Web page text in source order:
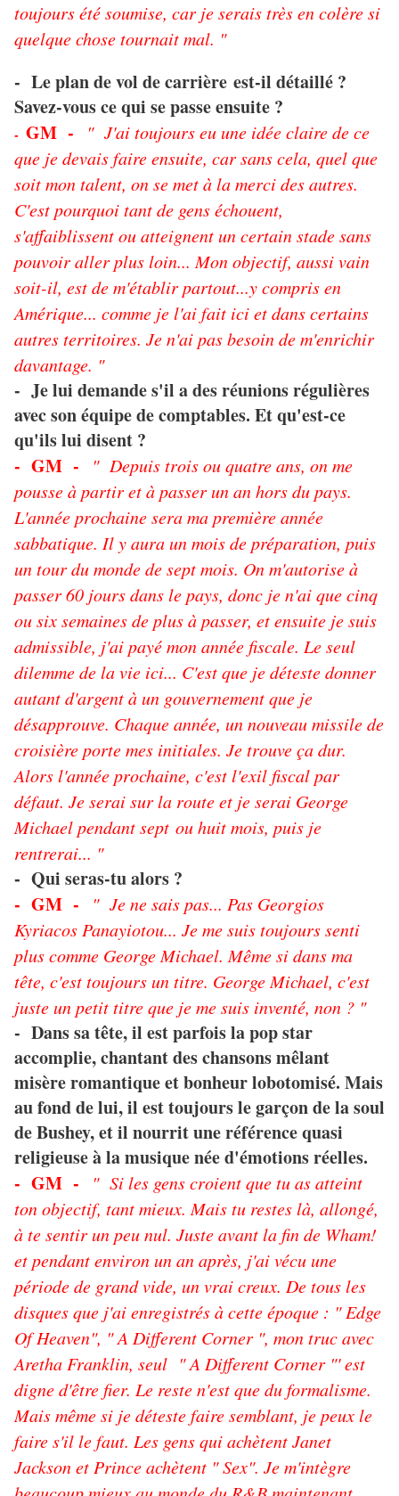
toujours été soumise, car je serais très en colère si
quelque chose tournait mal. "
- Le plan de vol de carrière est-il détaillé ?
Savez-vous ce qui se passe ensuite ?
- GM -
" J'ai toujours eu une idée claire de ce
que je devais faire ensuite, car sans cela, quel que
soit mon talent, on se met à la merci des autres.
C'est pourquoi tant de gens échouent,
s'affaiblissent ou atteignent un certain stade sans
pouvoir aller plus loin... Mon objectif, aussi vain
soit-il, est de m'établir partout...y compris en
Amérique... comme je l'ai fait ici et dans certains
autres territoires. Je n'ai pas besoin de m'enrichir
davantage. "
- Je lui demande s'il a des réunions régulières
avec son équipe de comptables. Et qu'est-ce
qu'ils lui disent ?
- GM -
" Depuis trois ou quatre ans, on me
pousse à partir et à passer un an hors du pays.
L'année prochaine sera ma première année
sabbatique. Il y aura un mois de préparation, puis
un tour du monde de sept mois. On m'autorise à
passer 60 jours dans le pays, donc je n'ai que cinq
ou six semaines de plus à passer, et ensuite je suis
admissible, j'ai payé mon année fiscale. Le seul
dilemme de la vie ici... C'est que je déteste donner
autant d'argent à un gouvernement que je
désapprouve. Chaque année, un nouveau missile de
croisière porte mes initiales. Je trouve ça dur.
Alors l'année prochaine, c'est l'exil fiscal par
défaut. Je serai sur la route et je serai George
Michael pendant sept ou huit mois, puis je
rentrerai... "
- Qui seras-tu alors ?
- GM -
" Je ne sais pas... Pas Georgios
Kyriacos Panayiotou... Je me suis toujours senti
plus comme George Michael. Même si dans ma
tête, c'est toujours un titre. George Michael, c'est
juste un petit titre que je me suis inventé, non ? "
- Dans sa tête, il est parfois la pop star
accomplie, chantant des chansons mêlant
misère romantique et bonheur lobotomisé. Mais
au fond de lui, il est toujours le garçon de la soul
de Bushey, et il nourrit une référence quasi
religieuse à la musique née d'émotions réelles.
- GM -
" Si les gens croient que tu as atteint
ton objectif, tant mieux. Mais tu restes là, allongé,
à te sentir un peu nul. Juste avant la fin de Wham!
et pendant environ un an après, j'ai vécu une
période de grand vide, un vrai creux. De tous les
disques que j'ai enregistrés à cette époque : " Edge
Of Heaven", " A Different Corner ", mon truc avec
Aretha Franklin, seul " A Different Corner "' est
digne d'être fier. Le reste n'est que du formalisme.
Mais même si je déteste faire semblant, je peux le
faire s'il le faut. Les gens qui achètent Janet
Jackson et Prince achètent " Sex". Je m'intègre